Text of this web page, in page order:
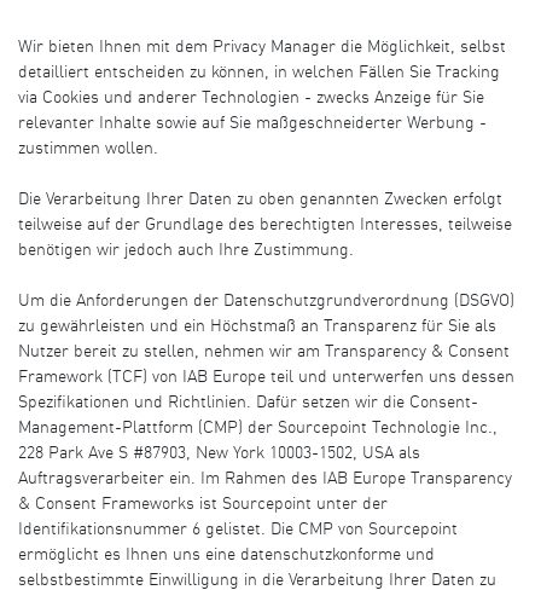
Wir bieten Ihnen mit dem Privacy Manager die Möglichkeit, selbst
detailliert entscheiden zu können, in welchen Fällen Sie Tracking
via Cookies und anderer Technologien - zwecks Anzeige für Sie
relevanter Inhalte sowie auf Sie maßgeschneiderter Werbung -
zustimmen wollen.
Die Verarbeitung Ihrer Daten zu oben genannten Zwecken erfolgt
teilweise auf der Grundlage des berechtigten Interesses, teilweise
benötigen wir jedoch auch Ihre Zustimmung.
Um die Anforderungen der Datenschutzgrundverordnung (DSGVO)
zu gewährleisten und ein Höchstmaß an Transparenz für Sie als
Nutzer bereit zu stellen, nehmen wir am Transparency & Consent
Framework (TCF) von IAB Europe teil und unterwerfen uns dessen
Spezifikationen und Richtlinien. Dafür setzen wir die Consent-
Management-Plattform (CMP) der Sourcepoint Technologie Inc.,
228 Park Ave S #87903, New York 10003-1502, USA als
Auftragsverarbeiter ein. Im Rahmen des IAB Europe Transparency
& Consent Frameworks ist Sourcepoint unter der
Identifikationsnummer 6 gelistet. Die CMP von Sourcepoint
ermöglicht es Ihnen uns eine datenschutzkonforme und
selbstbestimmte Einwilligung in die Verarbeitung Ihrer Daten zu